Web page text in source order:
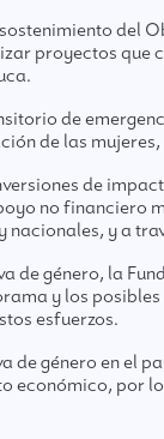
del
proyectos
de
de las
de
no
nacionales, y a
de género, la
y los
esfuerzos.
género en el
económico, por